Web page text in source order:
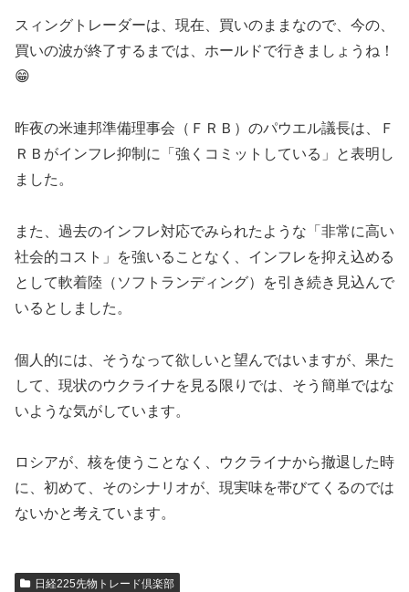
スィングトレーダーは、現在、買いのままなので、今の、
買いの波が終了するまでは、ホールドで行きましょうね！
😁
昨夜の米連邦準備理事会（ＦＲＢ）のパウエル議長は、Ｆ
ＲＢがインフレ抑制に「強くコミットしている」と表明し
ました。
また、過去のインフレ対応でみられたような「非常に高い
社会的コスト」を強いることなく、インフレを抑え込める
として軟着陸（ソフトランディング）を引き続き見込んで
いるとしました。
個人的には、そうなって欲しいと望んではいますが、果た
して、現状のウクライナを見る限りでは、そう簡単ではな
いような気がしています。
ロシアが、核を使うことなく、ウクライナから撤退した時
に、初めて、そのシナリオが、現実味を帯びてくるのでは
ないかと考えています。
日経225先物トレード倶楽部